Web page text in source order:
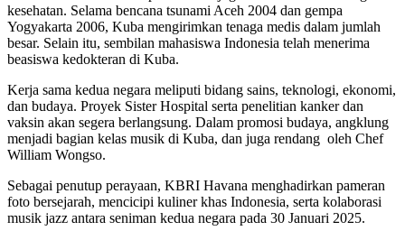
kesehatan. Selama bencana tsunami Aceh 2004 dan gempa
Yogyakarta 2006, Kuba mengirimkan tenaga medis dalam jumlah
besar. Selain itu, sembilan mahasiswa Indonesia telah menerima
beasiswa kedokteran di Kuba.
Kerja sama kedua negara meliputi bidang sains, teknologi, ekonomi,
dan budaya. Proyek Sister Hospital serta penelitian kanker dan
vaksin akan segera berlangsung. Dalam promosi budaya, angklung
menjadi bagian kelas musik di Kuba, dan juga rendang oleh Chef
William Wongso.
Sebagai penutup perayaan, KBRI Havana menghadirkan pameran
foto bersejarah, mencicipi kuliner khas Indonesia, serta kolaborasi
musik jazz antara seniman kedua negara pada 30 Januari 2025.